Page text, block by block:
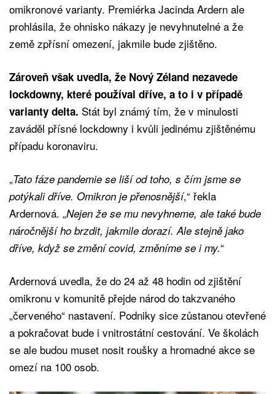
omikronové varianty. Premiérka Jacinda Ardern ale
prohlásila, že ohnisko nákazy je nevyhnutelné a že
země zpřísní omezení, jakmile bude zjištěno.
Zároveň však uvedla, že Nový Zéland nezavede
lockdowny, které používal dříve, a to i v případě
varianty delta. Stát byl známý tím, že v minulosti
zaváděl přísné lockdowny i kvůli jedinému zjištěnému
případu koronaviru.
„Tato fáze pandemie se liší od toho, s čím jsme se
potýkali dříve. Omikron je přenosnější,“ řekla
Ardernová. „Nejen že se mu nevyhneme, ale také bude
náročnější ho brzdit, jakmile dorazí. Ale stejně jako
dříve, když se změní covid, změníme se i my.“
Ardernová uvedla, že do 24 až 48 hodin od zjištění
omikronu v komunitě přejde národ do takzvaného
„červeného“ nastavení. Podniky sice zůstanou otevřené
a pokračovat bude i vnitrostátní cestování. Ve školách
se ale budou muset nosit roušky a hromadné akce se
omezí na 100 osob.